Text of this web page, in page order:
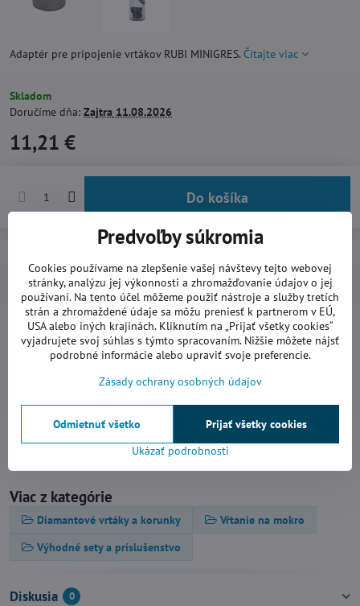
Adaptér pre pripojenie vrtákov RUBI MINIGRES. Čítajte viac
Skladom
Doručíme dňa: Zajtra 11.08.2026
11,21 €
Do košíka
Doručenia
Výrobca:Rubi
Popis
Spojovací adaptér pre diamantové
vrtáky MINIGRES
vrtákmi RUBI MINIGRES. Prepojenie vrtákov s priemerom od 6 do 14
mm. K pripojeniu nutné použiť SWIVEL CONNECTOR (Ref.: 50907).
Viac z kategórie
Diamantové vrtáky a korunky
Vŕtanie na mokro
Výhodné sety a príslušenstvo
Diskusia 0
Predvoľby súkromia
Cookies používame na zlepšenie vašej návštevy tejto webovej
stránky, analýzu jej výkonnosti a zhromažďovanie údajov o jej
používaní. Na tento účel môžeme použiť nástroje a služby tretích
strán a zhromaždené údaje sa môžu preniesť k partnerom v EÚ,
USA alebo iných krajinách. Kliknutím na „Prijať všetky cookies“
vyjadrujete svoj súhlas s týmto spracovaním. Nižšie môžete nájsť
podrobné informácie alebo upraviť svoje preferencie.
Zásady ochrany osobných údajov
Ukázať podrobnosti
Prijať všetky cookies
Odmietnuť všetko